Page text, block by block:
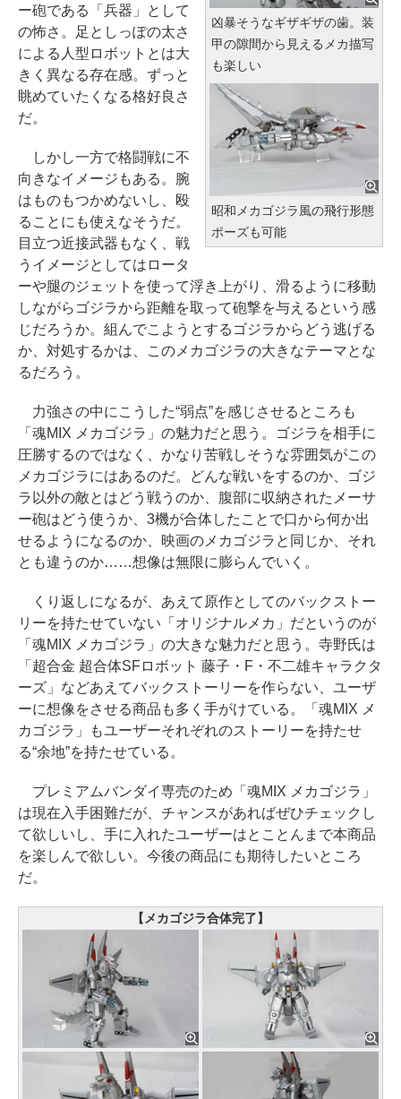
凶暴そうなギザギザの歯。装
甲の隙間から見えるメカ描写
も楽しい
昭和メカゴジラ風の飛行形態
ポーズも可能
ー砲である「兵器」として
の怖さ。足としっぽの太さ
による人型ロボットとは大
きく異なる存在感。ずっと
眺めていたくなる格好良さ
だ。
しかし一方で格闘戦に不
向きなイメージもある。腕
はものもつかめないし、殴
ることにも使えなそうだ。
目立つ近接武器もなく、戦
うイメージとしてはロータ
ーや腿のジェットを使って浮き上がり、滑るように移動
しながらゴジラから距離を取って砲撃を与えるという感
じだろうか。組んでこようとするゴジラからどう逃げる
か、対処するかは、このメカゴジラの大きなテーマとな
るだろう。
力強さの中にこうした“弱点”を感じさせるところも
「魂MIX メカゴジラ」の魅力だと思う。ゴジラを相手に
圧勝するのではなく、かなり苦戦しそうな雰囲気がこの
メカゴジラにはあるのだ。どんな戦いをするのか、ゴジ
ラ以外の敵とはどう戦うのか、腹部に収納されたメーサ
ー砲はどう使うか、3機が合体したことで口から何か出
せるようになるのか、映画のメカゴジラと同じか、それ
とも違うのか……想像は無限に膨らんでいく。
くり返しになるが、あえて原作としてのバックストー
リーを持たせていない「オリジナルメカ」だというのが
「魂MIX メカゴジラ」の大きな魅力だと思う。寺野氏は
「超合金 超合体SFロボット 藤子・F・不二雄キャラクタ
ーズ」などあえてバックストーリーを作らない、ユーザ
ーに想像をさせる商品も多く手がけている。「魂MIX メ
カゴジラ」もユーザーそれぞれのストーリーを持たせ
る“余地”を持たせている。
プレミアムバンダイ専売のため「魂MIX メカゴジラ」
は現在入手困難だが、チャンスがあればぜひチェックし
て欲しいし、手に入れたユーザーはとことんまで本商品
を楽しんで欲しい。今後の商品にも期待したいところ
だ。
【メカゴジラ合体完了】